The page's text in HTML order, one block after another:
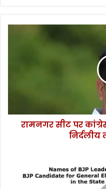
नेगी
निर्दलीयरामनगर सीट पर